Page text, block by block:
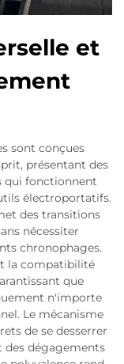
et
sont conçues
présentant des
qui fonctionnent
électroportatifs.
des transitions
nécessiter
chronophages.
la compatibilité
que
n'importe
Le mécanisme
de se desserrer
dégagements